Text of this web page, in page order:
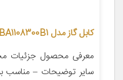
کابل گاز مدل LBA1108300B1 مناسب برای خودروهای لیفان
معرفی محصول جزئیات